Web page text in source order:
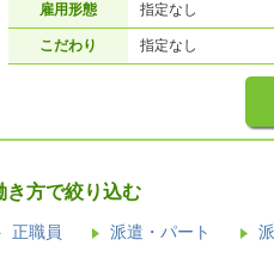
雇用形態 指定なし
こだわり 指定なし
き方で絞り込む
正職員 派遣・パート